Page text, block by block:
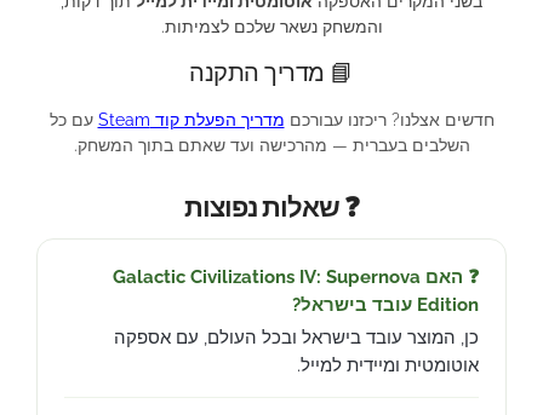
והמשחק נשאר שלכם לצמיתות.
📘 מדריך התקנה
חדשים אצלנו? ריכזנו עבורכם מדריך הפעלת קוד Steam
עם כל
השלבים בעברית — מהרכישה ועד שאתם בתוך המשחק.
❓ שאלות נפוצות
❓ האם Galactic Civilizations IV: Supernova
Edition עובד בישראל?
כן, המוצר עובד בישראל ובכל העולם, עם אספקה
אוטומטית ומיידית למייל.